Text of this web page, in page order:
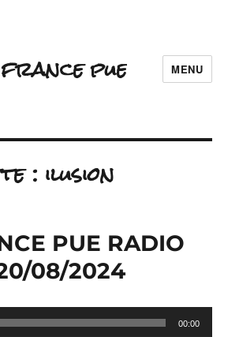
pue MENU
: ilusion
PUE RADIO
08/2024
00:00